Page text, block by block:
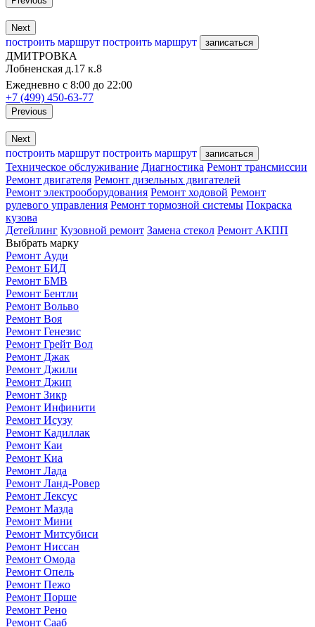
Next
построить маршрут построить маршрут записаться
ДМИТРОВКА
Лобненская д.17 к.8
Ежедневно с 8:00 до 22:00
+7 (499) 450-63-77
Previous
Next
построить маршрут построить маршрут записаться
Техническое обслуживание Диагностика Ремонт трансмиссии
Ремонт двигателя Ремонт дизельных двигателей
Ремонт электрооборудования Ремонт ходовой Ремонт
рулевого управления Ремонт тормозной системы Покраска
кузова
Детейлинг Кузовной ремонт Замена стекол Ремонт АКПП
Выбрать марку
Ремонт Ауди
Ремонт БИД
Ремонт БМВ
Ремонт Бентли
Ремонт Вольво
Ремонт Воя
Ремонт Генезис
Ремонт Грейт Вол
Ремонт Джак
Ремонт Джили
Ремонт Джип
Ремонт Зикр
Ремонт Инфинити
Ремонт Исузу
Ремонт Кадиллак
Ремонт Каи
Ремонт Киа
Ремонт Лада
Ремонт Ланд-Ровер
Ремонт Лексус
Ремонт Мазда
Ремонт Мини
Ремонт Митсубиси
Ремонт Ниссан
Ремонт Омода
Ремонт Опель
Ремонт Пежо
Ремонт Порше
Ремонт Рено
Ремонт Сааб